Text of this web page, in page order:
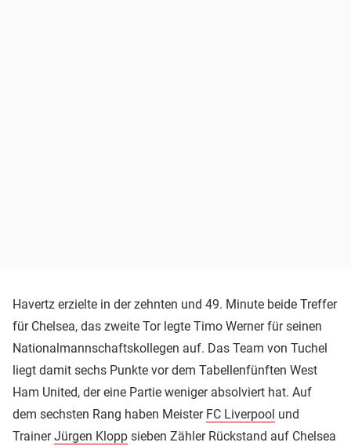
Havertz erzielte in der zehnten und 49. Minute beide Treffer
für Chelsea, das zweite Tor legte Timo Werner für seinen
Nationalmannschaftskollegen auf. Das Team von Tuchel
liegt damit sechs Punkte vor dem Tabellenfünften West
Ham United, der eine Partie weniger absolviert hat. Auf
dem sechsten Rang haben Meister FC Liverpool und
TrainerJürgen Klopp sieben Zähler Rückstand auf Chelsea